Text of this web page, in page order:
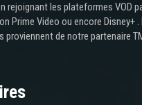
rejoignant les plateformes VOD
Prime Video ou encore Disney+ .
proviennent de notre partenaire